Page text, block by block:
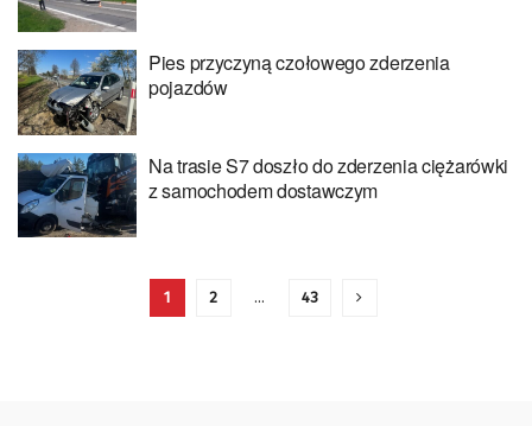
Pies przyczyną czołowego zderzenia
pojazdów
Na trasie S7 doszło do zderzenia ciężarówki
z samochodem dostawczym
1 2 … 43